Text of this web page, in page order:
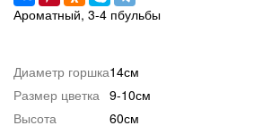
Ароматный, 3-4 пбульбы
Диаметр горшка14см
Размер цветка 9-10см
Высота
60см